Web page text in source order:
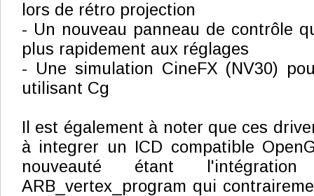
lors de rétro projection
- Un nouveau panneau de contrôle
plus rapidement aux réglages
- Une simulation CineFX (NV30)
utilisant Cg
Il est également à noter que ces
à integrer un ICD compatible
nouveauté étant
ARB_vertex_program qui